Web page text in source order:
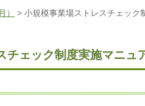
） > 小規模事業場ストレスチェック
チェック制度実施マニュ